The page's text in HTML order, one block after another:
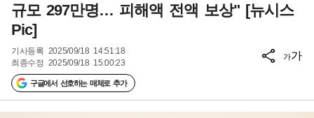
규모 297만명… 피해액 전액 보상" [뉴시스
Pic]
기사등록 2025/09/18 14:51:18
최종수정 2025/09/18 15:00:23
구글에서 선호하는 매체로 추가
가가